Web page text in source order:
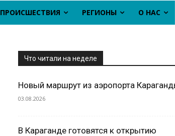
ПРОИСШЕСТВИЯ РЕГИОНЫ О НАС
Что читали на неделе
Новый маршрут из аэропорта
03.08.2026
В Караганде готовятся к открытию